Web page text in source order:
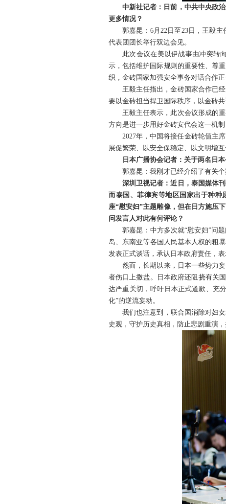
中新社记者：日前，中共中央政
更多情况？
郭嘉昆：6月22日至23日，王毅
代表团团长举行双边会见。
此次会议在美以伊战事由冲突转
示，包括维护国际规则的重要性、尊
织，金砖国家加强安全事务对话合作正
王毅主任指出，金砖国家合作已
要以金砖担当捍卫国际秩序，以金砖
王毅主任表示，此次会议形成的
方向是进一步用好金砖安代会这一机
2027年，中国将接任金砖轮值主
展促繁荣、以安全保稳定、以文明增
日本广播协会记者：关于两名日
郭嘉昆：我刚才已经介绍了有关
深圳卫视记者：近日，泰国媒体
而泰国、菲律宾等地区国家出于种
座“慰安妇”主题雕像，但在日方施压
问发言人对此有何评论？
郭嘉昆：中方多次就“慰安妇”问
岛、东南亚等各国人民基本人权的粗
发表正式谈话，承认日本政府责任，表
然而，长期以来，日本一些势力
者伤口上撒盐。日本政府还阻挠有关
达严重关切，呼吁日本正式道歉、充
化”的逆流妄动。
我们也注意到，联合国消除对妇
史观，守护历史真相，防止悲剧重演